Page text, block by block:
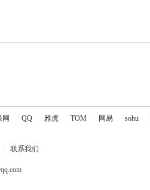
网 QQ 雅虎 TOM 网易 sohu
联系我们